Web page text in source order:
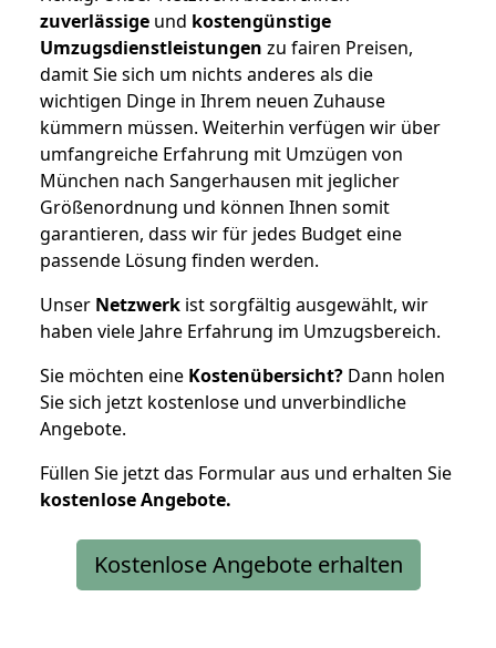
zuverlässige und kostengünstige
Umzugsdienstleistungen zu fairen Preisen,
damit Sie sich um nichts anderes als die
wichtigen Dinge in Ihrem neuen Zuhause
kümmern müssen. Weiterhin verfügen wir über
umfangreiche Erfahrung mit Umzügen von
München nach Sangerhausen mit jeglicher
Größenordnung und können Ihnen somit
garantieren, dass wir für jedes Budget eine
passende Lösung finden werden.
Unser Netzwerk ist sorgfältig ausgewählt, wir
haben viele Jahre Erfahrung im Umzugsbereich.
Sie möchten eine Kostenübersicht? Dann holen
Sie sich jetzt kostenlose und unverbindliche
Angebote.
Füllen Sie jetzt das Formular aus und erhalten Sie
kostenloseAngebote.
Kostenlose Angebote erhalten